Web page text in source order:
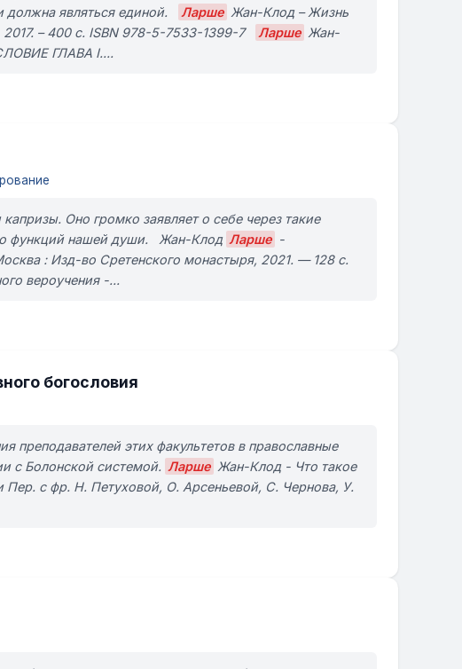
должна являться единой.
Ларше Жан-Клод – Жизнь
– 400 с. ISBN 978-5-7533-1399-7
Ларше Жан-
ГЛАВА I....
Оно громко заявляет о себе через такие
функций нашей души. Жан-Клод Ларше -
: Изд-во Сретенского монастыря, 2021. — 128 с.
вероучения -...
богословия
преподавателей этих факультетов в православные
с Болонской системой. Ларше Жан-Клод - Что такое
Пер. с фр. Н. Петуховой, О. Арсеньевой, С. Чернова, У.